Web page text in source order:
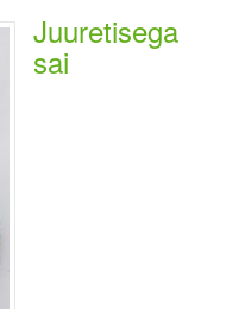
Juuretisega
sai